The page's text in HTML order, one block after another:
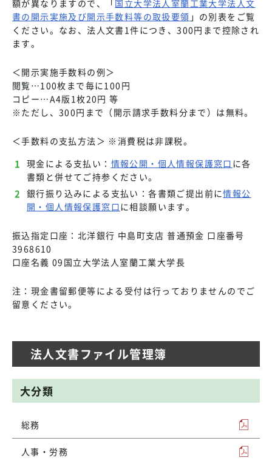
額が異なりますので、「 国立大学法人室蘭工業大学法人文
書の開示実施及び開示手数料等の取扱要領 」の別表をご覧
ください。なお、法人文書1件につき、300円まで控除され
ます。
＜開示実施手数料の例＞
閲覧…100枚まで毎に100円
コピー…A4版1枚20円 等
※ただし、300円まで（開示請求手数料分まで）は無料。
＜手数料の支払方法＞ ※消費税は非課税。
現金による支払い： 情報公開・個人情報保護窓口 に各
書類と併せてご持参ください。
銀行振り込みによる支払い：各書類ご提出前に情報公
開・個人情報保護窓口に相談願います。
振込指定口座：北洋銀行 中島町支店 普通預金 口座番号
3968610
口座名義 09国立大学法人室蘭工業大学長
注：現金書留郵便等による受付は行っておりませんのでご
留意ください。
法人文書ファイル管理簿
大分類
総務
人事・労務